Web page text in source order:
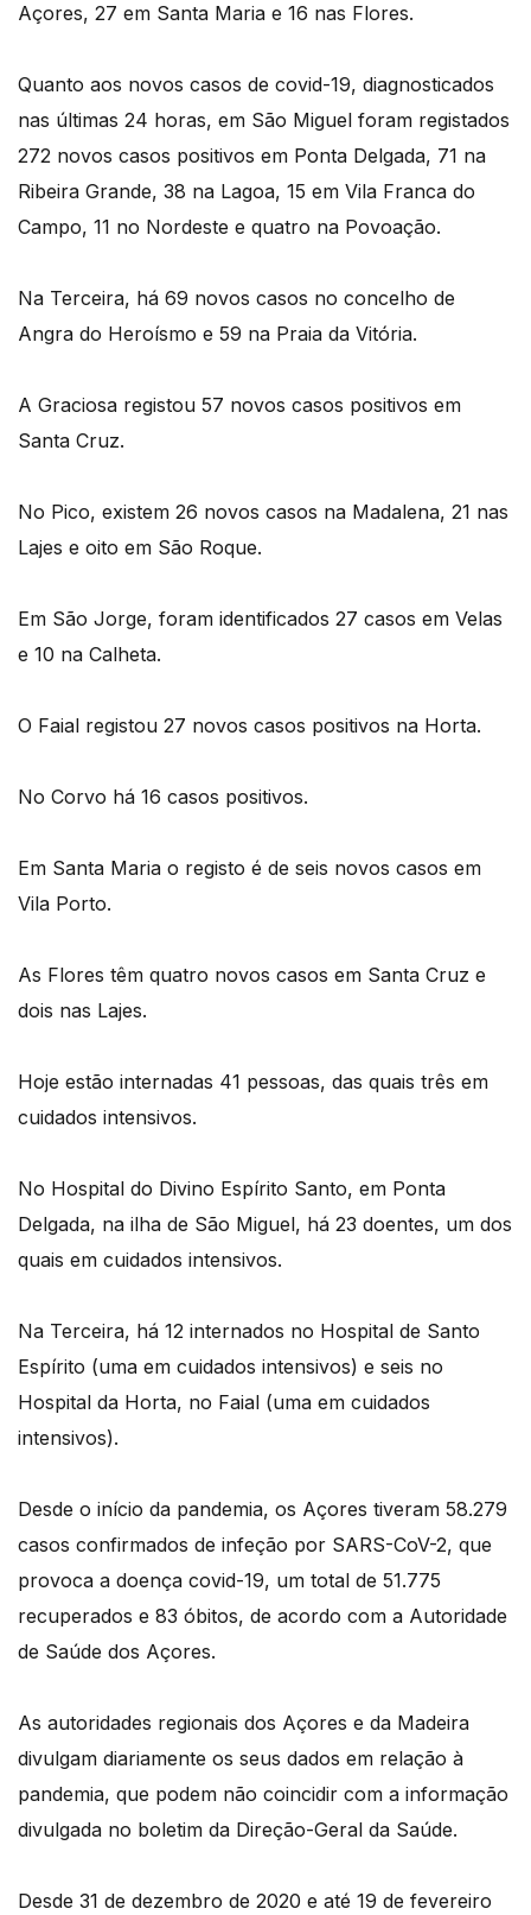
Açores, 27 em Santa Maria e 16 nas Flores.
Quanto aos novos casos de covid-19, diagnosticados
nas últimas 24 horas, em São Miguel foram registados
272 novos casos positivos em Ponta Delgada, 71 na
Ribeira Grande, 38 na Lagoa, 15 em Vila Franca do
Campo, 11 no Nordeste e quatro na Povoação.
Na Terceira, há 69 novos casos no concelho de
Angra do Heroísmo e 59 na Praia da Vitória.
A Graciosa registou 57 novos casos positivos em
Santa Cruz.
No Pico, existem 26 novos casos na Madalena, 21 nas
Lajes e oito em São Roque.
Em São Jorge, foram identificados 27 casos em Velas
e 10 na Calheta.
O Faial registou 27 novos casos positivos na Horta.
No Corvo há 16 casos positivos.
Em Santa Maria o registo é de seis novos casos em
Vila Porto.
As Flores têm quatro novos casos em Santa Cruz e
dois nas Lajes.
Hoje estão internadas 41 pessoas, das quais três em
cuidados intensivos.
No Hospital do Divino Espírito Santo, em Ponta
Delgada, na ilha de São Miguel, há 23 doentes, um dos
quais em cuidados intensivos.
Na Terceira, há 12 internados no Hospital de Santo
Espírito (uma em cuidados intensivos) e seis no
Hospital da Horta, no Faial (uma em cuidados
intensivos).
Desde o início da pandemia, os Açores tiveram 58.279
casos confirmados de infeção por SARS-CoV-2, que
provoca a doença covid-19, um total de 51.775
recuperados e 83 óbitos, de acordo com a Autoridade
de Saúde dos Açores.
As autoridades regionais dos Açores e da Madeira
divulgam diariamente os seus dados em relação à
pandemia, que podem não coincidir com a informação
divulgada no boletim da Direção-Geral da Saúde.
Desde 31 de dezembro de 2020 e até 19 de fevereiro